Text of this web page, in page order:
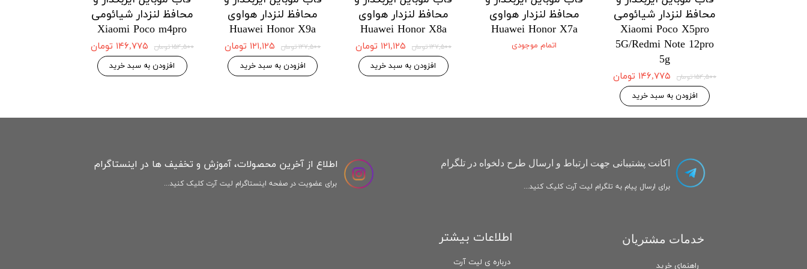
محافظ لنزدار شیائومی
Xiaomi Poco m4pro
۱۵۴,۵۰۰ تومان ۱۴۶,۷۷۵ تومان
افزودن به سبد خرید
محافظ لنزدار هواوی
Huawei Honor X9a
۱۲۷,۵۰۰ تومان ۱۲۱,۱۲۵ تومان
افزودن به سبد خرید
محافظ لنزدار هواوی
Huawei Honor X8a
۱۲۷,۵۰۰ تومان ۱۲۱,۱۲۵ تومان
افزودن به سبد خرید
محافظ لنزدار هواوی
Huawei Honor X7a
اتمام موجودی
محافظ لنزدار شیائومی
Xiaomi Poco X5pro
5G/Redmi Note 12pro
5g
۱۵۴,۵۰۰ تومان ۱۴۶,۷۷۵ تومان
افزودن به سبد خرید
راهنمای خرید
خدمات مشتریان
اکانت پشتیبانی جهت ارتباط و ارسال طرح دلخواه در تلگرام
برای ارسال پیام به تلگرام لیت آرت کلیک کنید...
اطلاعات بیشتر
درباره ی لیت آرت
اطلاع از آخرین محصولات، آموزش و تخفیف ها در اینستاگرام
برای عضویت در صفحه اینستاگرام لیت آرت کلیک کنید...